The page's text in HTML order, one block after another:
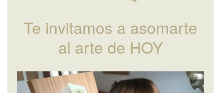
Te invitamos a asomarte
al arte de HOY